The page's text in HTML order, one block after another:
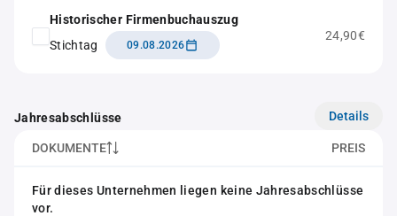
Historischer Firmenbuchauszug
Stichtag
09.08.2026
24,90€
Jahresabschlüsse Details
DOKUMENTE PREIS
Für dieses Unternehmen liegen keine Jahresabschlüsse
vor.